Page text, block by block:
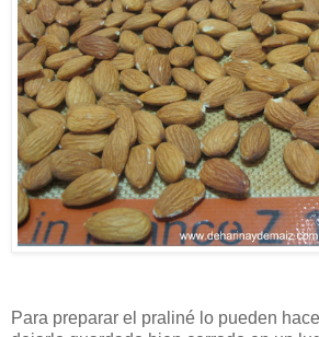
Para preparar el praliné lo pueden